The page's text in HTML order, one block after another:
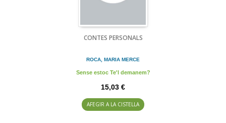
CONTES PERSONALS
ROCA, MARIA MERCE
Sense estoc Te'l demanem?
15,03 €
AFEGIR A LA CISTELLA